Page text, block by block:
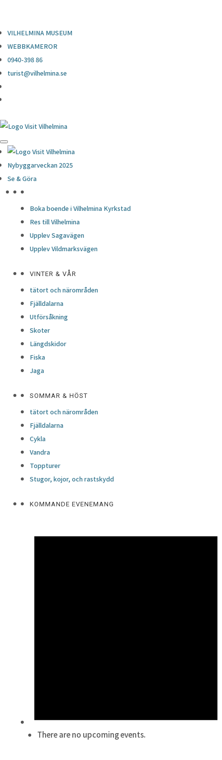
VILHELMINA MUSEUM
WEBBKAMEROR
0940-398 86
turist@vilhelmina.se
Nybyggarveckan 2025
Se & Göra
Boka boende i Vilhelmina Kyrkstad
Res till Vilhelmina
Upplev Sagavägen
Upplev Vildmarksvägen
VINTER & VÅR
tätort och närområden
Fjälldalarna
Utförsåkning
Skoter
Längdskidor
Fiska
Jaga
SOMMAR & HÖST
tätort och närområden
Fjälldalarna
Cykla
Vandra
Toppturer
Stugor, kojor, och rastskydd
KOMMANDE EVENEMANG
There are no upcoming events.